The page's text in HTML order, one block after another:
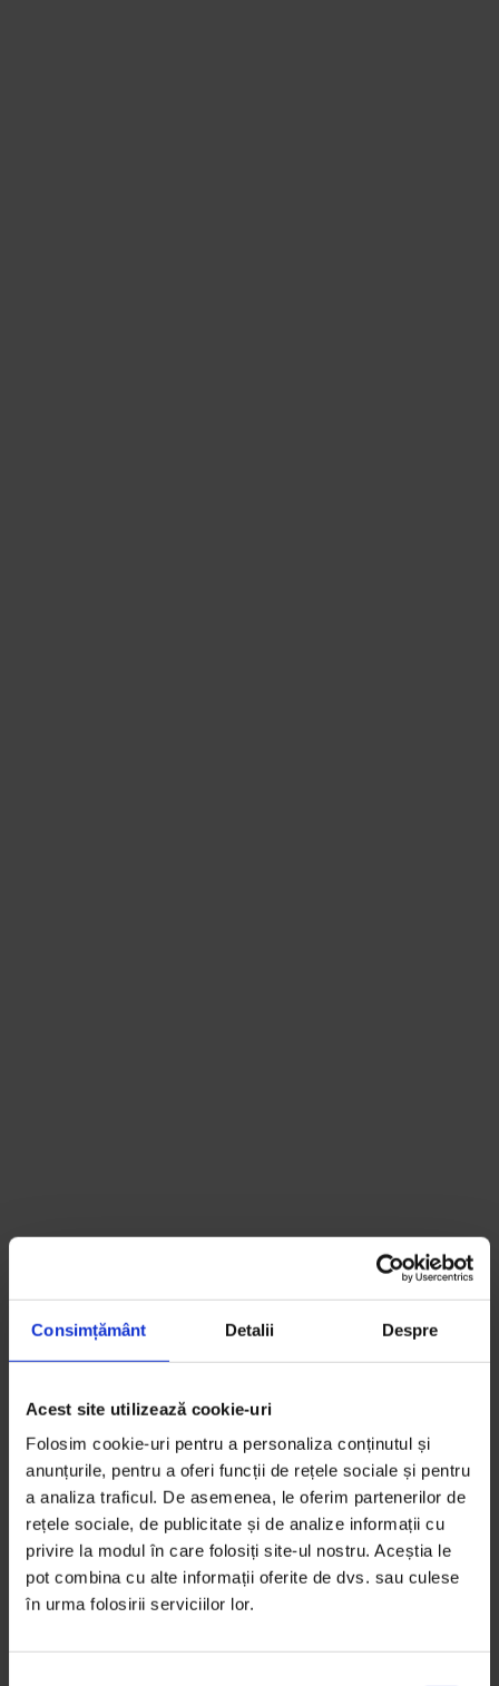
Consimțământ Detalii Despre
Acest site utilizează cookie-uri
Folosim cookie-uri pentru a personaliza conținutul și
anunțurile, pentru a oferi funcții de rețele sociale și pentru
a analiza traficul. De asemenea, le oferim partenerilor de
rețele sociale, de publicitate și de analize informații cu
privire la modul în care folosiți site-ul nostru. Aceștia le
pot combina cu alte informații oferite de dvs. sau culese
în urma folosirii serviciilor lor.
Cine în lume sunt
eu?
Până la 25 de ani eram convinsă că